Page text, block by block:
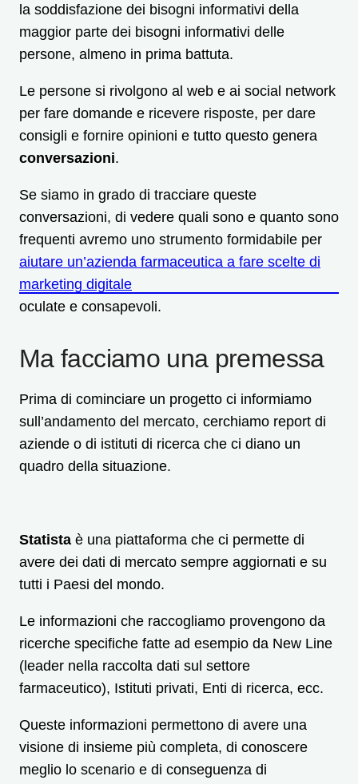
la soddisfazione dei bisogni informativi della
maggior parte dei bisogni informativi delle
persone, almeno in prima battuta.
Le persone si rivolgono al web e ai social network
per fare domande e ricevere risposte, per dare
consigli e fornire opinioni e tutto questo genera
conversazioni.
Se siamo in grado di tracciare queste
conversazioni, di vedere quali sono e quanto sono
frequenti avremo uno strumento formidabile per
aiutare un’azienda farmaceutica a fare scelte di
marketing digitale
oculate e consapevoli.
Ma facciamo una premessa
Prima di cominciare un progetto ci informiamo
sull’andamento del mercato, cerchiamo report di
aziende o di istituti di ricerca che ci diano un
quadro della situazione.
Statista è una piattaforma che ci permette di
avere dei dati di mercato sempre aggiornati e su
tutti i Paesi del mondo.
Le informazioni che raccogliamo provengono da
ricerche specifiche fatte ad esempio da New Line
(leader nella raccolta dati sul settore
farmaceutico), Istituti privati, Enti di ricerca, ecc.
Queste informazioni permettono di avere una
visione di insieme più completa, di conoscere
meglio lo scenario e di conseguenza di